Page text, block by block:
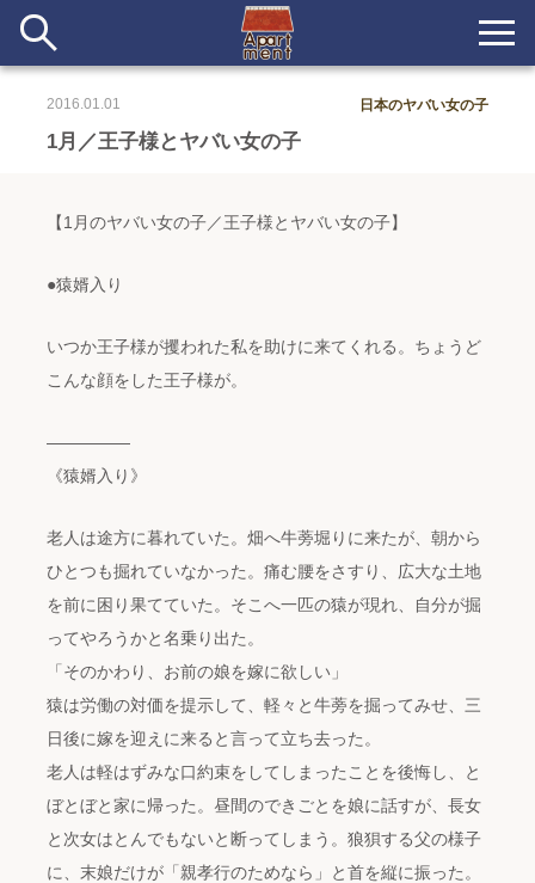
#アイデア #イベント #インド
寄付について
新着
配信
1月／王子様とヤバい女の子
2016.01.01 日本のヤバい女の子
【1月のヤバい女の子／王子様とヤバい女の子】
●猿婿入り
いつか王子様が攫われた私を助けに来てくれる。ちょうど
こんな顔をした王子様が。
―――――
《猿婿入り》
老人は途方に暮れていた。畑へ牛蒡堀りに来たが、朝から
ひとつも掘れていなかった。痛む腰をさすり、広大な土地
を前に困り果てていた。そこへ一匹の猿が現れ、自分が掘
ってやろうかと名乗り出た。
「そのかわり、お前の娘を嫁に欲しい」
猿は労働の対価を提示して、軽々と牛蒡を掘ってみせ、三
日後に嫁を迎えに来ると言って立ち去った。
老人は軽はずみな口約束をしてしまったことを後悔し、と
ぼとぼと家に帰った。昼間のできごとを娘に話すが、長女
と次女はとんでもないと断ってしまう。狼狽する父の様子
に、末娘だけが「親孝行のためなら」と首を縦に振った。